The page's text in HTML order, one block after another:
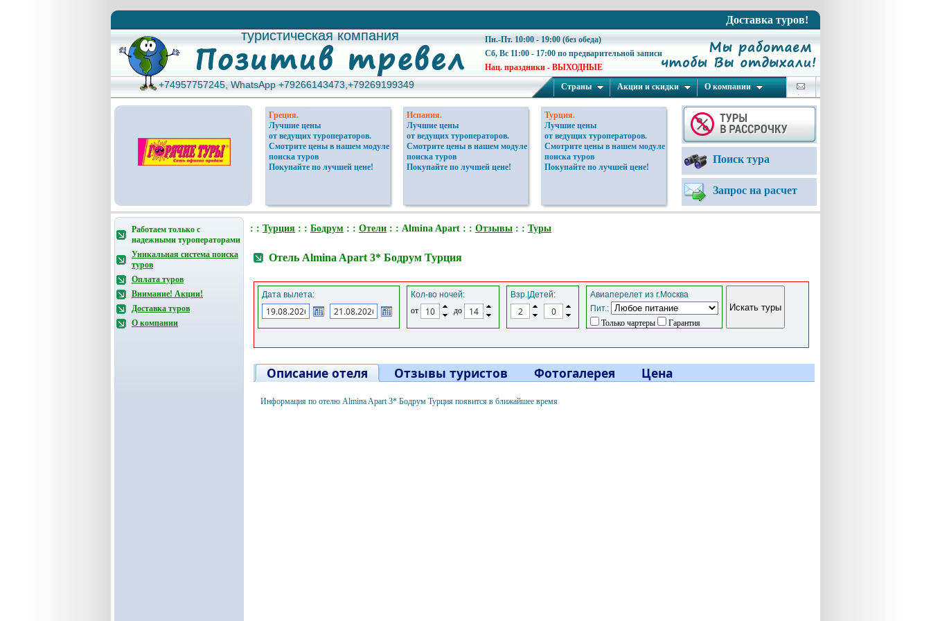
Доставка туров!
туристическая компания
туристическая компания
Пн.-Пт. 10:00 - 19:00 (без обеда)
Сб, Вс 11:00 - 17:00 по предварительной записи
Нац. праздники - ВЫХОДНЫЕ
+74957757245, WhatsApp +79266143473,+79269199349
+74957757245, WhatsApp +79266143473,+79269199349 Страны Акции и скидки О компании
Греция.
Лучшие цены
от ведущих туроператоров.
Смотрите цены в нашем модуле
поиска туров
Покупайте по лучшей цене!
Испания.
Лучшие цены
от ведущих туроператоров.
Смотрите цены в нашем модуле
поиска туров
Покупайте по лучшей цене!
Турция.
Лучшие цены
от ведущих туроператоров.
Смотрите цены в нашем модуле
поиска туров
Покупайте по лучшей цене!
Поиск тура
Запрос на расчет
Работаем только с
надежными туроператорами
Уникальная система поиска
туров
Оплата туров
Внимание! Акции!
Доставка туров
О компании
: : Турция : : Бодрум : : Отели : : Almina Apart : : Отзывы : : Туры
Отель Almina Apart 3* Бодрум Турция
Дата вылета:
Кол-во ночей:
от
до
Взр.|Детей:
Авиаперелет из г.Москва
Пит.:
Только чартеры
Гарантия
Описание отеля Отзывы туристов Фотогалерея Цена
Информация по отелю Almina Apart 3* Бодрум Турция появится в ближайшее время